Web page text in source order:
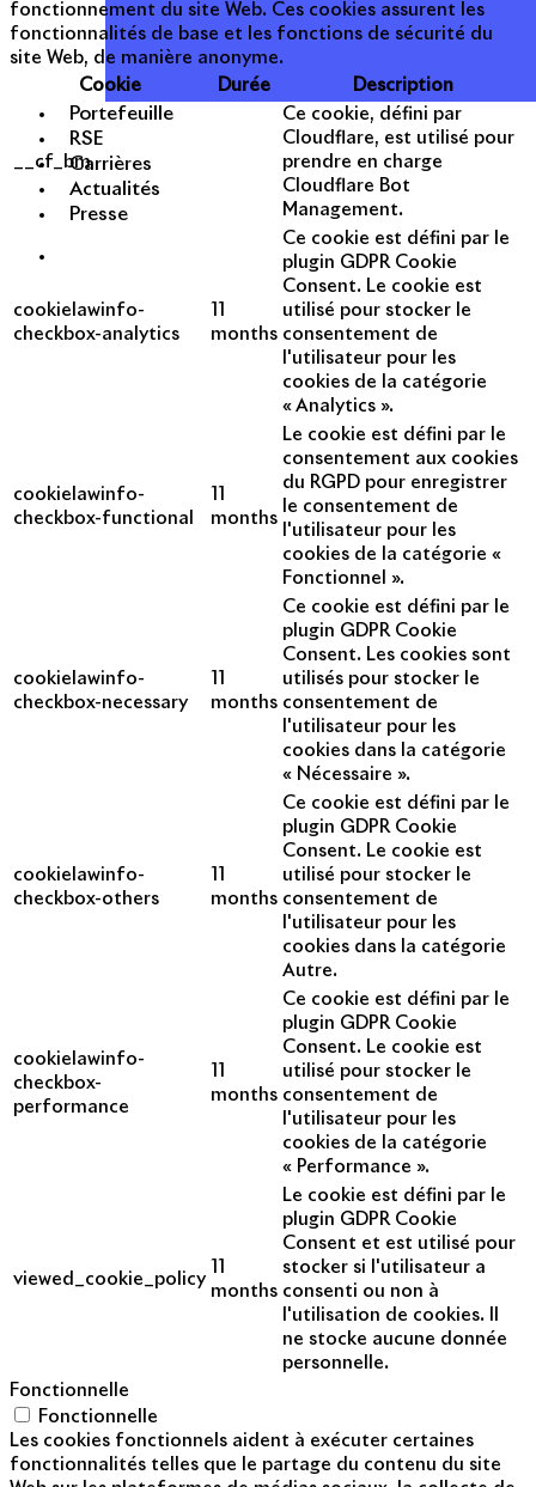
Portefeuille
RSE
Carrières
Actualités
Presse
fonctionnement du site Web. Ces cookies assurent les
fonctionnalités de base et les fonctions de sécurité du
site Web, de manière anonyme.
Cookie
Durée Description
__cf_bm
Ce cookie, défini par
Cloudflare, est utilisé pour
prendre en charge
Cloudflare Bot
Management.
cookielawinfo-
checkbox-analytics
months
Ce cookie est défini par le
plugin GDPR Cookie
Consent. Le cookie est
utilisé pour stocker le
consentement de
l'utilisateur pour les
cookies de la catégorie
« Analytics ».
cookielawinfo-
checkbox-functional
months
Le cookie est défini par le
consentement aux cookies
du RGPD pour enregistrer
le consentement de
l'utilisateur pour les
cookies de la catégorie «
Fonctionnel ».
cookielawinfo-
checkbox-necessary
months
Ce cookie est défini par le
plugin GDPR Cookie
Consent. Les cookies sont
utilisés pour stocker le
consentement de
l'utilisateur pour les
cookies dans la catégorie
« Nécessaire ».
cookielawinfo-
checkbox-others
months
Ce cookie est défini par le
plugin GDPR Cookie
Consent. Le cookie est
utilisé pour stocker le
consentement de
l'utilisateur pour les
cookies dans la catégorie
Autre.
cookielawinfo-
checkbox-
performance
months
Ce cookie est défini par le
plugin GDPR Cookie
Consent. Le cookie est
utilisé pour stocker le
consentement de
l'utilisateur pour les
cookies de la catégorie
« Performance ».
viewed_cookie_policy
months
Le cookie est défini par le
plugin GDPR Cookie
Consent et est utilisé pour
stocker si l'utilisateur a
consenti ou non à
l'utilisation de cookies. Il
ne stocke aucune donnée
personnelle.
Fonctionnelle
Fonctionnelle
Les cookies fonctionnels aident à exécuter certaines
fonctionnalités telles que le partage du contenu du site